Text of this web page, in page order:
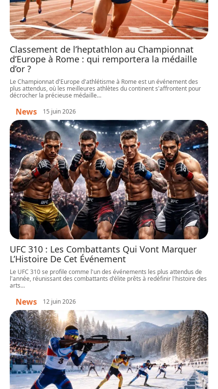
Classement de l’heptathlon au Championnat
d’Europe à Rome : qui remportera la médaille
d’or ?
Le Championnat d'Europe d'athlétisme à Rome est un événement des
plus attendus, où les meilleures athlètes du continent s'affrontent pour
décrocher la précieuse médaille…
News 15 juin 2026
UFC 310 : Les Combattants Qui Vont Marquer
L’Histoire De Cet Événement
Le UFC 310 se profile comme l'un des événements les plus attendus de
l'année, réunissant des combattants d'élite prêts à redéfinir l'histoire des
arts…
News 12 juin 2026